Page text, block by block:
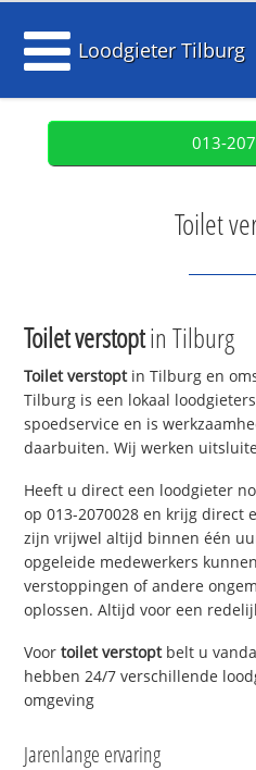
Loodgieter Tilburg
013-
Toilet
Toilet verstoptin Tilburg
Toilet verstoptin Tilburg en
Tilburg is een lokaal
spoedservice en is
daarbuiten. Wij werken
Heeft u direct een loodgieter
op 013-2070028 en krijg direct
zijn vrijwel altijd binnen één
opgeleide medewerkers
verstoppingen of andere
oplossen. Altijd voor een
Voortoilet verstoptbelt u
hebben 24/7 verschillende
omgeving
Jarenlange ervaring